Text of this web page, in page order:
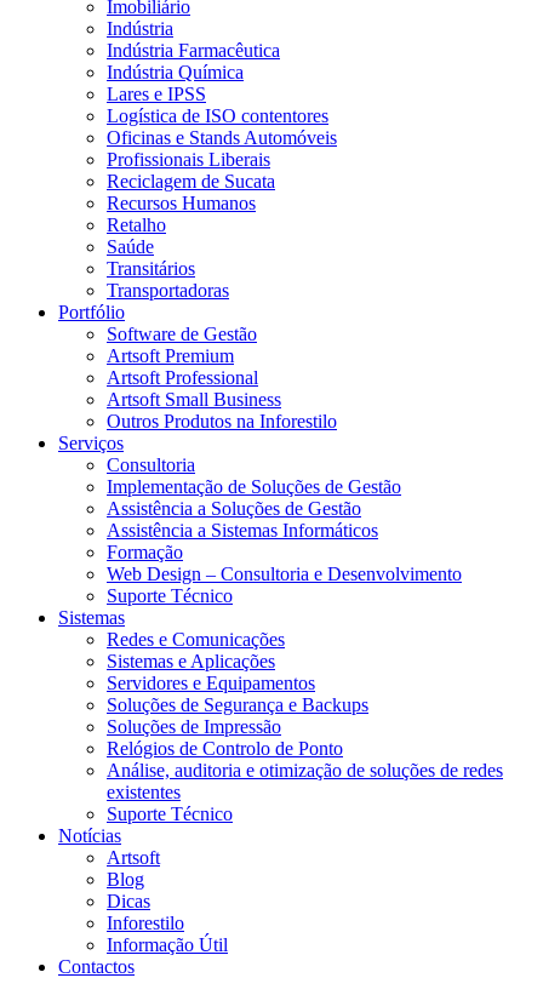
Imobiliário
Indústria
Indústria Farmacêutica
Indústria Química
Lares e IPSS
Logística de ISO contentores
Oficinas e Stands Automóveis
Profissionais Liberais
Reciclagem de Sucata
Recursos Humanos
Retalho
Saúde
Transitários
Transportadoras
Portfólio
Software de Gestão
Artsoft Premium
Artsoft Professional
Artsoft Small Business
Outros Produtos na Inforestilo
Serviços
Consultoria
Implementação de Soluções de Gestão
Assistência a Soluções de Gestão
Assistência a Sistemas Informáticos
Formação
Web Design – Consultoria e Desenvolvimento
Suporte Técnico
Sistemas
Redes e Comunicações
Sistemas e Aplicações
Servidores e Equipamentos
Soluções de Segurança e Backups
Soluções de Impressão
Relógios de Controlo de Ponto
Análise, auditoria e otimização de soluções de redes
existentes
Suporte Técnico
Notícias
Artsoft
Blog
Dicas
Inforestilo
Informação Útil
Contactos